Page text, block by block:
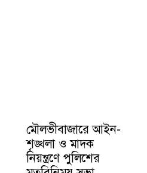
মৌলভীবাজারে আইন-
শৃঙ্খলা ও মাদক
নিয়ন্ত্রণে পুলিশের